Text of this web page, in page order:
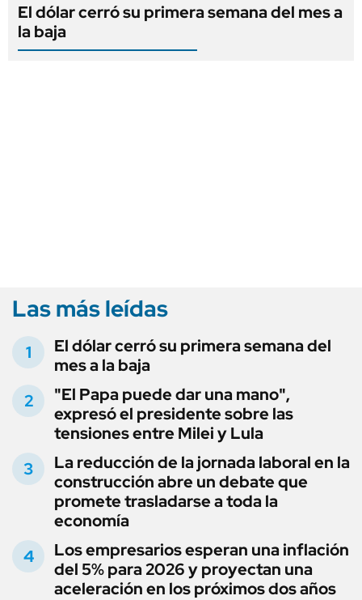
El dólar cerró su primera semana del mes a
la baja
Las más leídas
El dólar cerró su primera semana del
mes a la baja
"El Papa puede dar una mano",
expresó el presidente sobre las
tensiones entre Milei y Lula
La reducción de la jornada laboral en la
construcción abre un debate que
promete trasladarse a toda la
economía
Los empresarios esperan una inflación
del 5% para 2026 y proyectan una
aceleración en los próximos dos años